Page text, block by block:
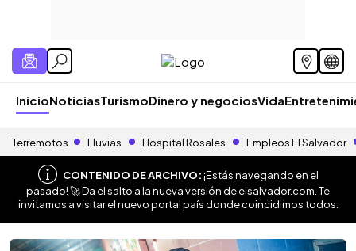
InicioNoticiasTurismoDinero y negociosVida
Terremotos Lluvias Hospital Rosales Empleos El Salvador
CONTENIDO DE ARCHIVO:¡Estás navegando en el
pasado! 🚀 Da el salto a la nueva versión deelsalvador.com . Te
invitamos a visitar el nuevo portal país donde coincidimos todos.